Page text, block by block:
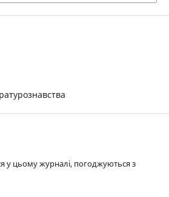
у цьому журналі, погоджуються з